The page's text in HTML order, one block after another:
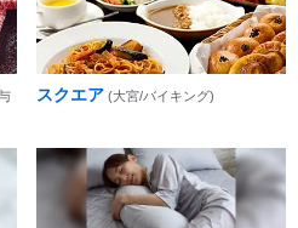
スクエア (大宮/バイキング)